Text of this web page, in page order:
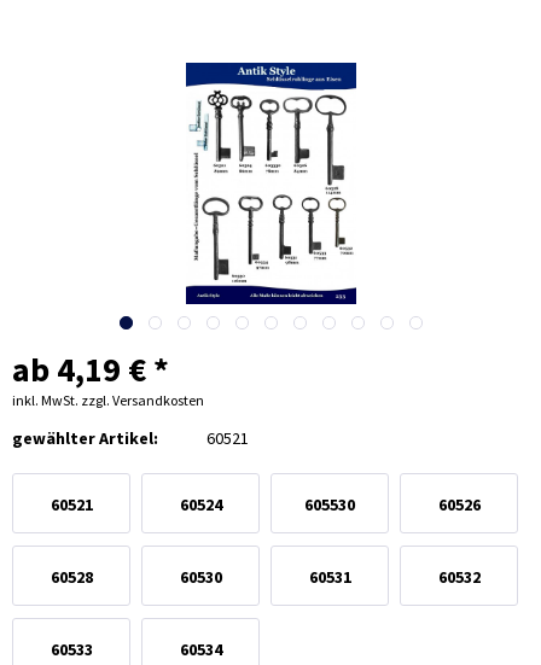
ab 4,19 € *
inkl. MwSt. zzgl. Versandkosten
gewählter Artikel: 60521
60521 60524 605530 60526
60528 60530 60531 60532
60533 60534